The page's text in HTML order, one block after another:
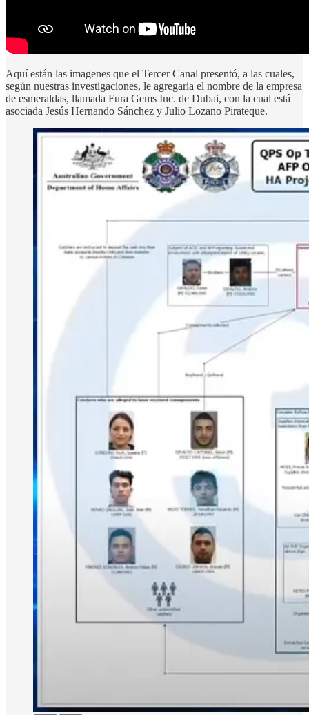
Aquí están las imagenes que el Tercer Canal presentó, a las cuales,
según nuestras investigaciones, le agregaria el nombre de la empresa
de esmeraldas, llamada Fura Gems Inc. de Dubai, con la cual está
asociada Jesús Hernando Sánchez y Julio Lozano Pirateque.